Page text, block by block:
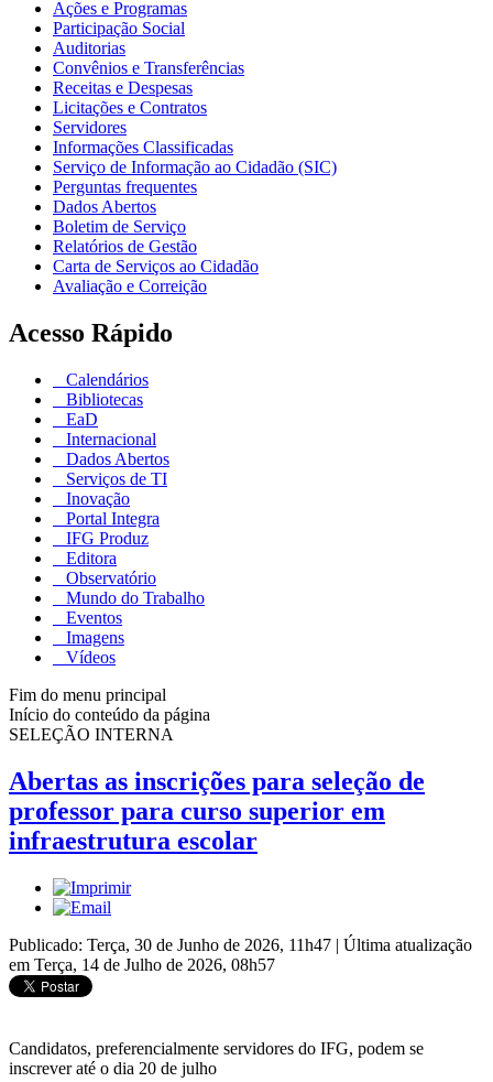
Ações e Programas
Participação Social
Auditorias
Convênios e Transferências
Receitas e Despesas
Licitações e Contratos
Servidores
Informações Classificadas
Serviço de Informação ao Cidadão (SIC)
Perguntas frequentes
Dados Abertos
Boletim de Serviço
Relatórios de Gestão
Carta de Serviços ao Cidadão
Avaliação e Correição
Acesso Rápido
Calendários
Bibliotecas
EaD
Internacional
Dados Abertos
Serviços de TI
Inovação
Portal Integra
IFG Produz
Editora
Observatório
Mundo do Trabalho
Eventos
Imagens
Vídeos
Fim do menu principal
Início do conteúdo da página
SELEÇÃO INTERNA
Abertas as inscrições para seleção de
professor para curso superior em
infraestrutura escolar
Publicado: Terça, 30 de Junho de 2026, 11h47 | Última atualização
em Terça, 14 de Julho de 2026, 08h57
Candidatos, preferencialmente servidores do IFG, podem se
inscrever até o dia 20 de julho